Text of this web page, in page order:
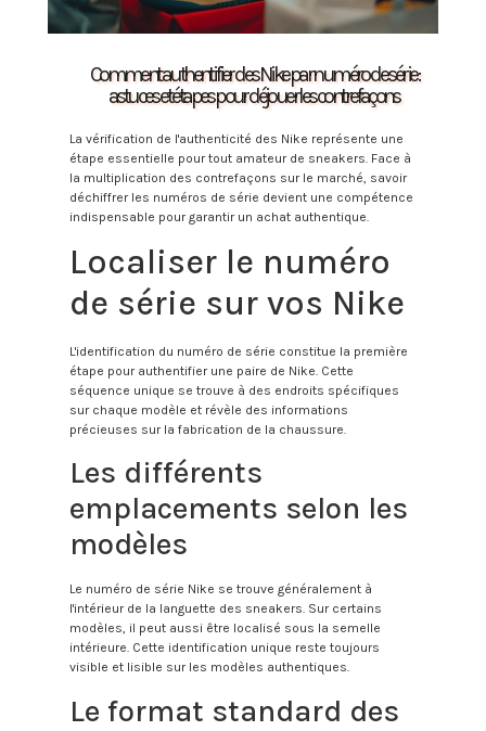
Comment authentifier des Nike par numéro de série :
astuces et étapes pour déjouer les contrefaçons
La vérification de l'authenticité des Nike représente une
étape essentielle pour tout amateur de sneakers. Face à
la multiplication des contrefaçons sur le marché, savoir
déchiffrer les numéros de série devient une compétence
indispensable pour garantir un achat authentique.
Localiser le numéro
de série sur vos Nike
L'identification du numéro de série constitue la première
étape pour authentifier une paire de Nike. Cette
séquence unique se trouve à des endroits spécifiques
sur chaque modèle et révèle des informations
précieuses sur la fabrication de la chaussure.
Les différents
emplacements selon les
modèles
Le numéro de série Nike se trouve généralement à
l'intérieur de la languette des sneakers. Sur certains
modèles, il peut aussi être localisé sous la semelle
intérieure. Cette identification unique reste toujours
visible et lisible sur les modèles authentiques.
Le format standard des